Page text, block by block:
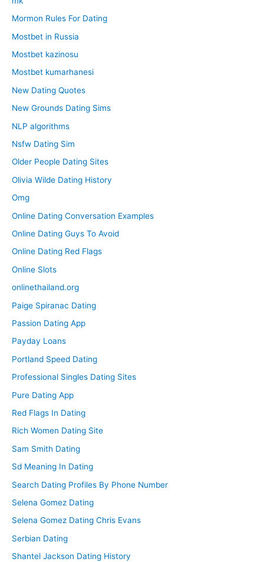
Mormon Rules For Dating
Mostbet in Russia
Mostbet kazinosu
Mostbet kumarhanesi
New Dating Quotes
New Grounds Dating Sims
NLP algorithms
Nsfw Dating Sim
Older People Dating Sites
Olivia Wilde Dating History
Omg
Online Dating Conversation Examples
Online Dating Guys To Avoid
Online Dating Red Flags
Online Slots
onlinethailand.org
Paige Spiranac Dating
Passion Dating App
Payday Loans
Portland Speed Dating
Professional Singles Dating Sites
Pure Dating App
Red Flags In Dating
Rich Women Dating Site
Sam Smith Dating
Sd Meaning In Dating
Search Dating Profiles By Phone Number
Selena Gomez Dating
Selena Gomez Dating Chris Evans
Serbian Dating
Shantel Jackson Dating History